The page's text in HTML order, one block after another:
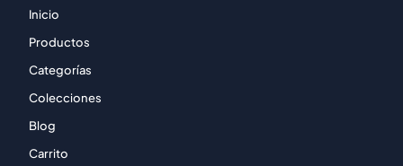
Inicio
Productos
Categorías
Colecciones
Blog
Carrito